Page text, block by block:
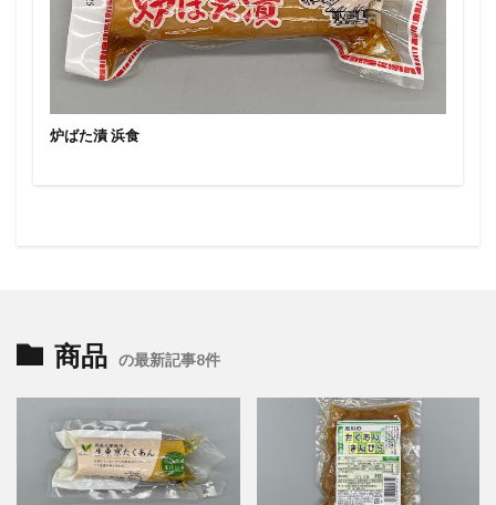
炉ばた漬 浜食
商品 の最新記事8件